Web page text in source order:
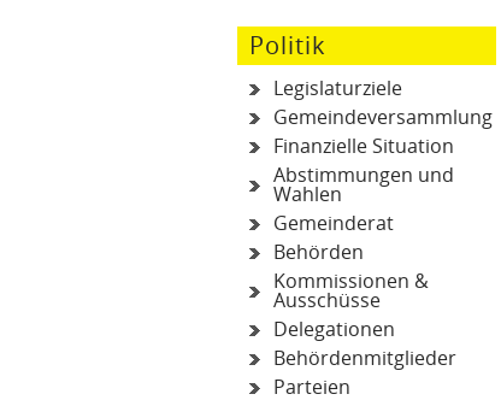
Politik
Legislaturziele
Gemeindeversammlung
Finanzielle Situation
Abstimmungen und
Wahlen
Gemeinderat
Behörden
Kommissionen &
Ausschüsse
Delegationen
Behördenmitglieder
Parteien